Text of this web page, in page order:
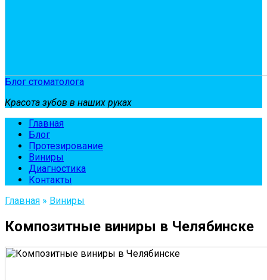
Блог стоматолога
Красота зубов в наших руках
Главная
Блог
Протезирование
Виниры
Диагностика
Контакты
Главная » Виниры
Композитные виниры в Челябинске